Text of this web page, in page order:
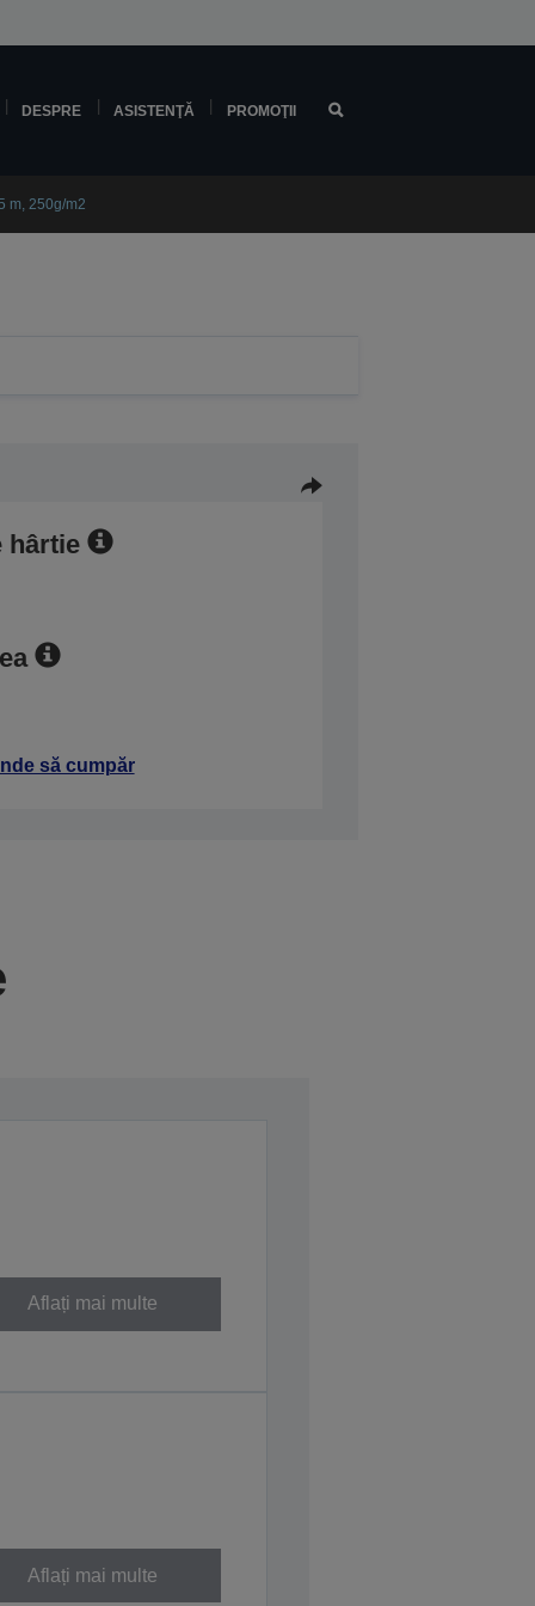
DESPRE ASISTENŢĂ PROMOŢII
m, 250g/m2
hârtie
să cumpăr
Aflați mai multe
Aflați mai multe